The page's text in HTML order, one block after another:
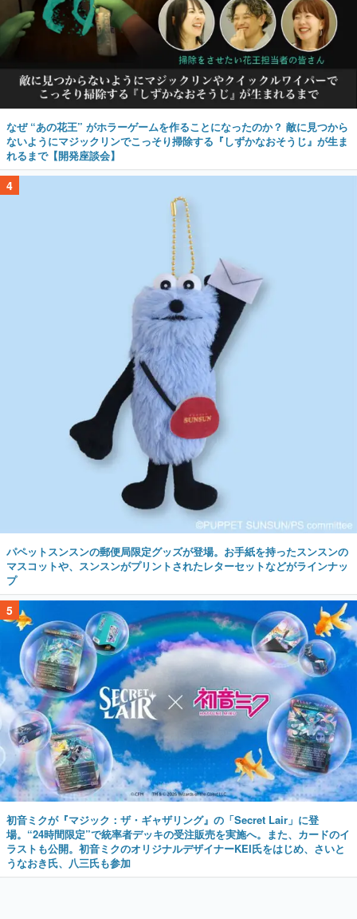
なぜ “あの花王” がホラーゲームを作ることになったのか？ 敵に見つから
ないようにマジックリンでこっそり掃除する『しずかなおそうじ』が生ま
れるまで【開発座談会】
4
パペットスンスンの郵便局限定グッズが登場。お手紙を持ったスンスンの
マスコットや、スンスンがプリントされたレターセットなどがラインナッ
プ
5
初音ミクが『マジック：ザ・ギャザリング』の「Secret Lair」に登
場。“24時間限定”で統率者デッキの受注販売を実施へ。また、カードのイ
ラストも公開。初音ミクのオリジナルデザイナーKEI氏をはじめ、さいと
うなおき氏、八三氏も参加